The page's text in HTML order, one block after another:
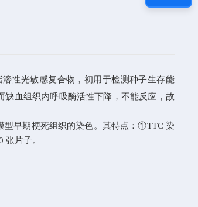
性光敏感复合物，初用于检测种子生存能
缺血组织内呼吸酶活性下降，不能反应，故
型早期梗死组织的染色。其特点：①TTC染
张片子。